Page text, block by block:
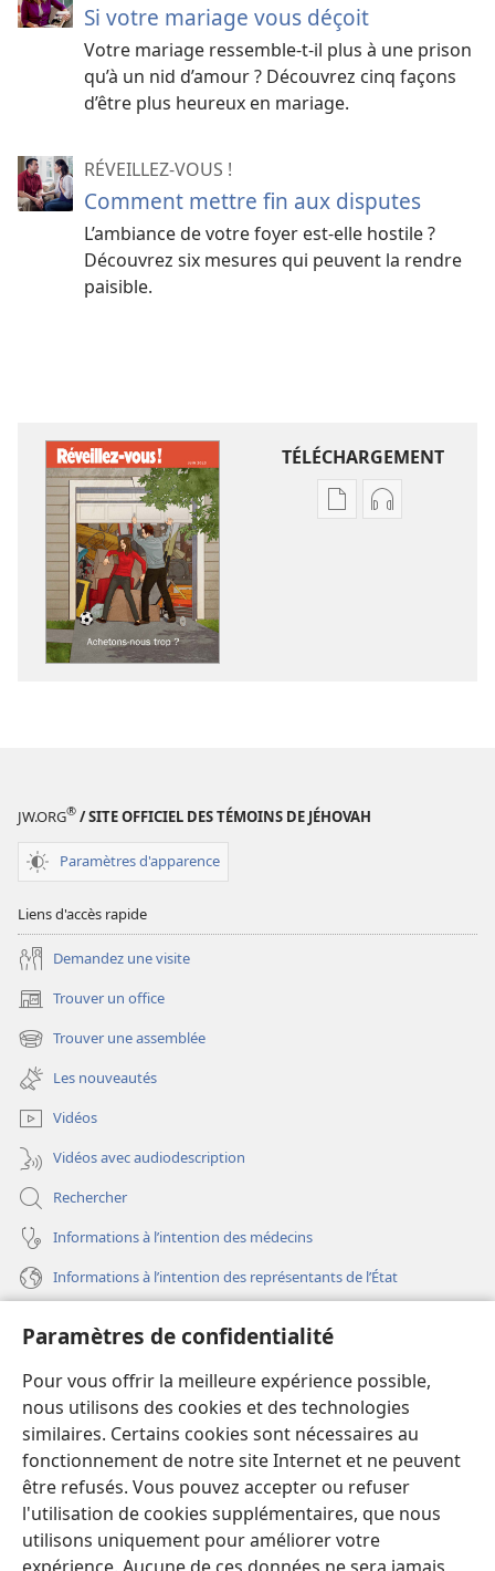
Paramètres de confidentialité
Pour vous offrir la meilleure expérience possible,
nous utilisons des cookies et des technologies
similaires. Certains cookies sont nécessaires au
fonctionnement de notre site Internet et ne peuvent
être refusés. Vous pouvez accepter ou refuser
l'utilisation de cookies supplémentaires, que nous
utilisons uniquement pour améliorer votre
Si votre mariage vous déçoit
Votre mariage ressemble-t-il plus à une prison
qu’à un nid d’amour ? Découvrez cinq façons
d’être plus heureux en mariage.
RÉVEILLEZ-VOUS !
Comment mettre fin aux disputes
L’ambiance de votre foyer est-elle hostile ?
Découvrez six mesures qui peuvent la rendre
paisible.
TÉLÉCHARGEMENT
OptionsOptions
JW.ORG® / SITE OFFICIEL DES TÉMOINS DE JÉHOVAH
Paramètres d'apparence
Liens d'accès rapide
Demandez une visite
Trouver un office
(ouvre
une
nouvelle
fenêtre)
Trouver une assemblée
(ouvre
une
nouvelle
fenêtre)
Les nouveautés
Vidéos
Vidéos avec audiodescription
Rechercher
Informations à l’intention des médecins
Informations à l’intention des représentants de l’État
(ouvre
une
nouvelle
fenêtre)
Bibliothèque en ligne
(ouvre
une
nouvelle
fenêtre)
JW Hub®
(ouvre
une
nouvelle
fenêtre)
JW Library